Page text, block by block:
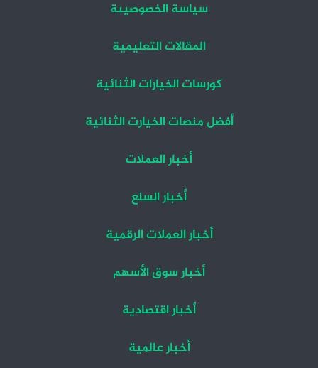
سياسة الخصوصيىة
المقالات التعليمية
كورسات الخيارات الثنائية
أفضل منصات الخيارت الثنائية
أخبار العملات
أخبار السلع
أخبار العملات الرقمية
أخبار سوق الأسهم
أخبار اقتصادية
أخبار عالمية